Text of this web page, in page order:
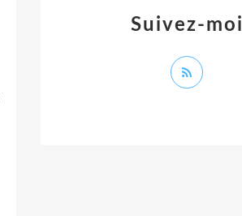
Suivez-moi